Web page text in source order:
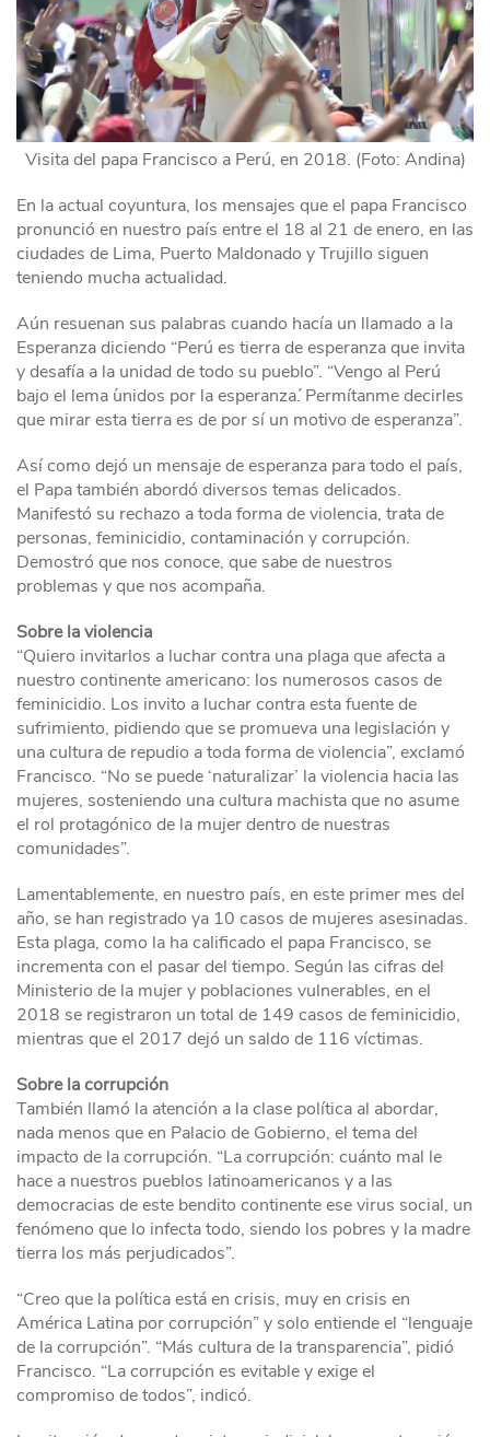
Visita del papa Francisco a Perú, en 2018. (Foto: Andina)
En la actual coyuntura, los mensajes que el papa Francisco
pronunció en nuestro país entre el 18 al 21 de enero, en las
ciudades de Lima, Puerto Maldonado y Trujillo siguen
teniendo mucha actualidad.
Aún resuenan sus palabras cuando hacía un llamado a la
Esperanza diciendo “Perú es tierra de esperanza que invita
y desafía a la unidad de todo su pueblo”. “Vengo al Perú
bajo el lema ´unidos por la esperanza´. Permítanme decirles
que mirar esta tierra es de por sí un motivo de esperanza”.
Así como dejó un mensaje de esperanza para todo el país,
el Papa también abordó diversos temas delicados.
Manifestó su rechazo a toda forma de violencia, trata de
personas, feminicidio, contaminación y corrupción.
Demostró que nos conoce, que sabe de nuestros
problemas y que nos acompaña.
Sobre la violencia
“Quiero invitarlos a luchar contra una plaga que afecta a
nuestro continente americano: los numerosos casos de
feminicidio. Los invito a luchar contra esta fuente de
sufrimiento, pidiendo que se promueva una legislación y
una cultura de repudio a toda forma de violencia”, exclamó
Francisco. “No se puede ‘naturalizar’ la violencia hacia las
mujeres, sosteniendo una cultura machista que no asume
el rol protagónico de la mujer dentro de nuestras
comunidades”.
Lamentablemente, en nuestro país, en este primer mes del
año, se han registrado ya 10 casos de mujeres asesinadas.
Esta plaga, como la ha calificado el papa Francisco, se
incrementa con el pasar del tiempo. Según las cifras del
Ministerio de la mujer y poblaciones vulnerables, en el
2018 se registraron un total de 149 casos de feminicidio,
mientras que el 2017 dejó un saldo de 116 víctimas.
Sobre la corrupción
También llamó la atención a la clase política al abordar,
nada menos que en Palacio de Gobierno, el tema del
impacto de la corrupción. “La corrupción: cuánto mal le
hace a nuestros pueblos latinoamericanos y a las
democracias de este bendito continente ese virus social, un
fenómeno que lo infecta todo, siendo los pobres y la madre
tierra los más perjudicados”.
“Creo que la política está en crisis, muy en crisis en
América Latina por corrupción” y solo entiende el “lenguaje
de la corrupción”. “Más cultura de la transparencia”, pidió
Francisco. “La corrupción es evitable y exige el
compromiso de todos”, indicó.